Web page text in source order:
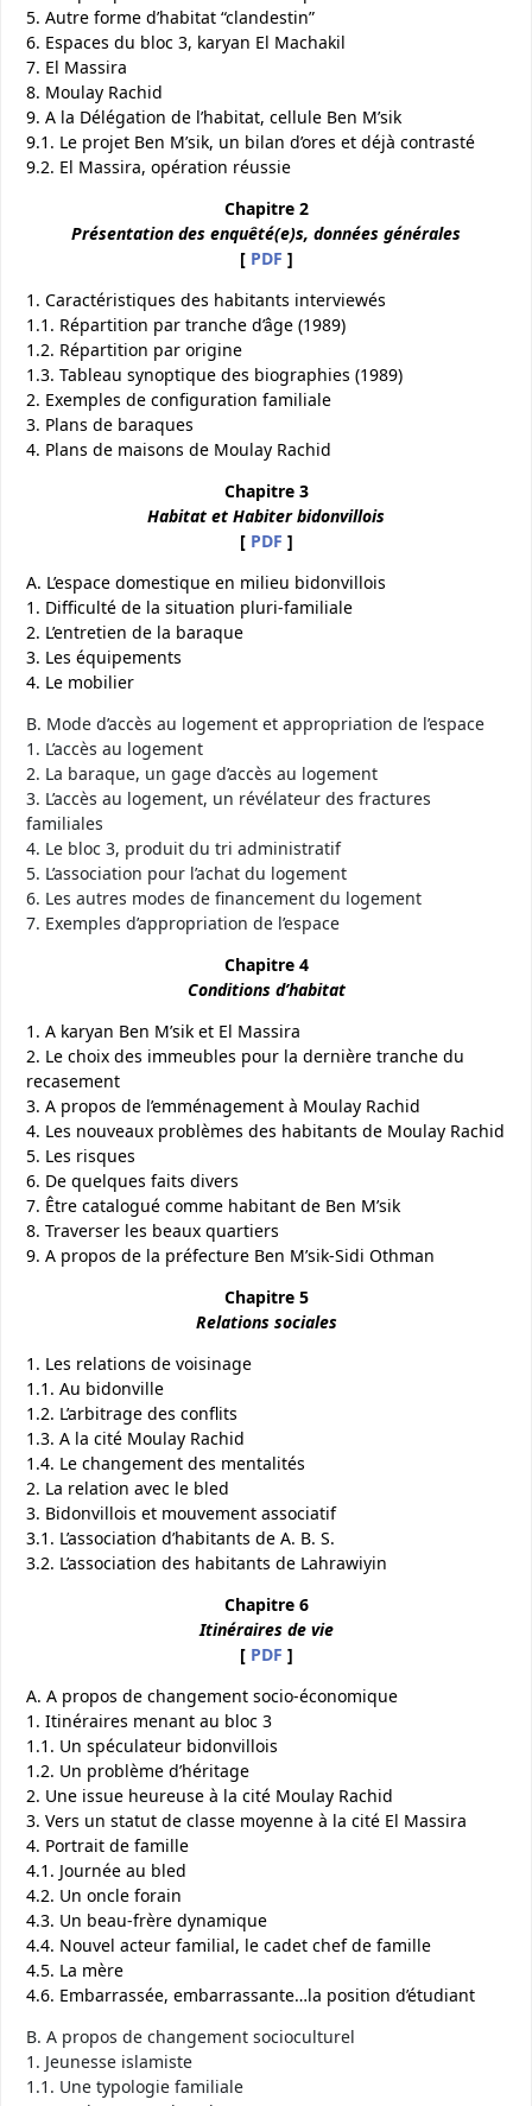
5. Autre forme d’habitat “clandestin”
6. Espaces du bloc 3, karyan El Machakil
7. El Massira
8. Moulay Rachid
9. A la Délégation de l’habitat, cellule Ben M’sik
9.1. Le projet Ben M’sik, un bilan d’ores et déjà contrasté
9.2. El Massira, opération réussie
Chapitre 2
Présentation des enquêté(e)s, données générales
[ PDF ]
1. Caractéristiques des habitants interviewés
1.1. Répartition par tranche d’âge (1989)
1.2. Répartition par origine
1.3. Tableau synoptique des biographies (1989)
2. Exemples de configuration familiale
3. Plans de baraques
4. Plans de maisons de Moulay Rachid
Chapitre 3
Habitat et Habiter bidonvillois
[ PDF ]
A. L’espace domestique en milieu bidonvillois
1. Difficulté de la situation pluri-familiale
2. L’entretien de la baraque
3. Les équipements
4. Le mobilier
B. Mode d’accès au logement et appropriation de l’espace
1. L’accès au logement
2. La baraque, un gage d’accès au logement
3. L’accès au logement, un révélateur des fractures
familiales
4. Le bloc 3, produit du tri administratif
5. L’association pour l’achat du logement
6. Les autres modes de financement du logement
7. Exemples d’appropriation de l’espace
Chapitre 4
Conditions d’habitat
1. A karyan Ben M’sik et El Massira
2. Le choix des immeubles pour la dernière tranche du
recasement
3. A propos de l’emménagement à Moulay Rachid
4. Les nouveaux problèmes des habitants de Moulay Rachid
5. Les risques
6. De quelques faits divers
7. Être catalogué comme habitant de Ben M’sik
8. Traverser les beaux quartiers
9. A propos de la préfecture Ben M’sik-Sidi Othman
Chapitre 5
Relations sociales
1. Les relations de voisinage
1.1. Au bidonville
1.2. L’arbitrage des conflits
1.3. A la cité Moulay Rachid
1.4. Le changement des mentalités
2. La relation avec le bled
3. Bidonvillois et mouvement associatif
3.1. L’association d’habitants de A. B. S.
3.2. L’association des habitants de Lahrawiyin
Chapitre 6
Itinéraires de vie
[ PDF ]
A. A propos de changement socio-économique
1. Itinéraires menant au bloc 3
1.1. Un spéculateur bidonvillois
1.2. Un problème d’héritage
2. Une issue heureuse à la cité Moulay Rachid
3. Vers un statut de classe moyenne à la cité El Massira
4. Portrait de famille
4.1. Journée au bled
4.2. Un oncle forain
4.3. Un beau-frère dynamique
4.4. Nouvel acteur familial, le cadet chef de famille
4.5. La mère
4.6. Embarrassée, embarrassante…la position d’étudiant
B. A propos de changement socioculturel
1. Jeunesse islamiste
1.1. Une typologie familiale